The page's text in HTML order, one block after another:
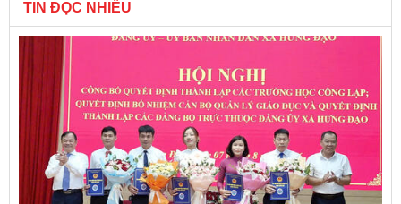
TIN ĐỌC NHIỀU